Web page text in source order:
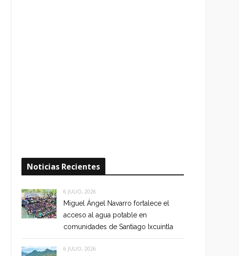
Noticias Recientes
6 JULIO, 2026
Miguel Ángel Navarro fortalece el
acceso al agua potable en
comunidades de Santiago Ixcuintla
6 JULIO, 2026